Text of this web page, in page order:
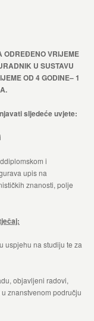
ODREĐENO VRIJEME
U SUSTAVU
OD 4 GODINE– 1
sljedeće uvjete:
i
upis na
znanosti, polje
na studiju te za
objavljeni radovi,
znanstvenom području